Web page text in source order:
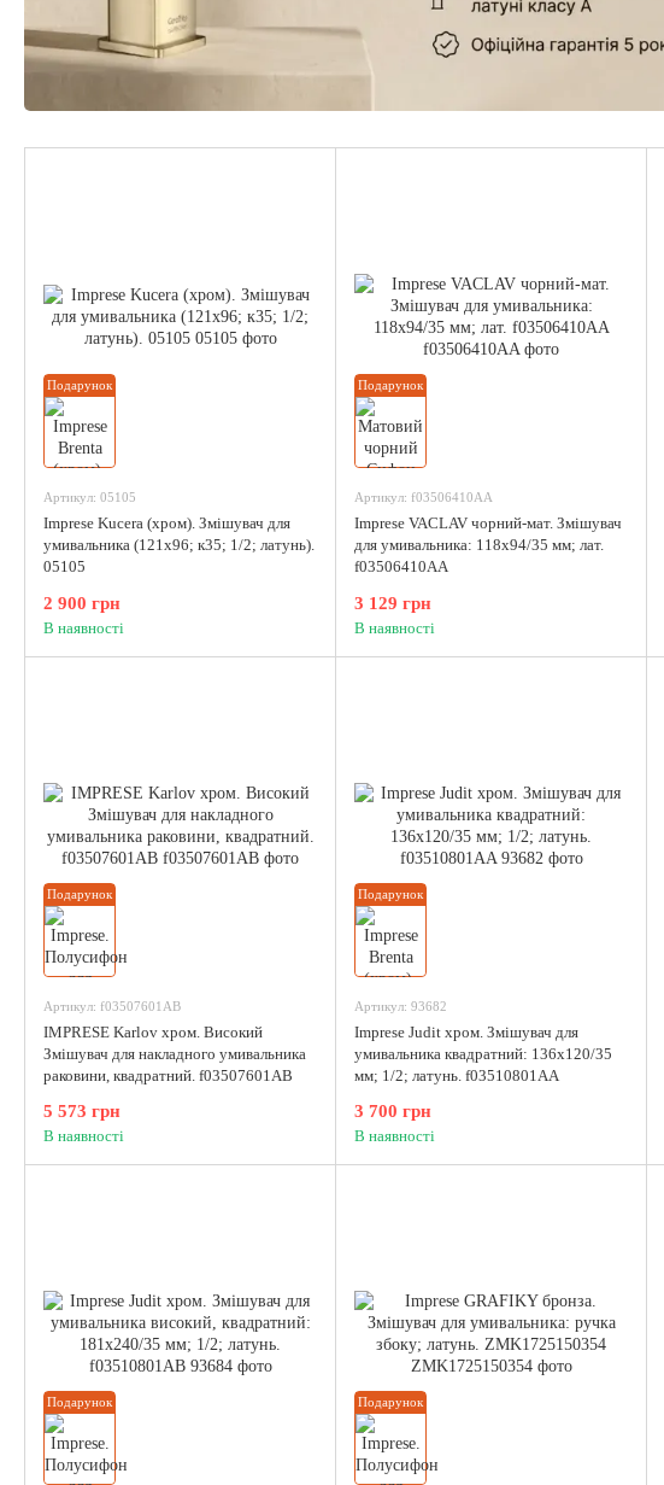
Подарунок
Артикул: 05105
Imprese Kucera (хром). Змішувач для
умивальника (121x96; к35; 1/2; латунь).
05105
2 900 грн
В наявності
Подарунок
Артикул: f03506410AA
Imprese VACLAV чорний-мат. Змішувач
для умивальника: 118x94/35 мм; лат.
f03506410AA
3 129 грн
В наявності
Подарунок
Артикул: f03507601AB
IMPRESE Karlov хром. Високий
Змішувач для накладного умивальника
раковини, квадратний. f03507601AB
5 573 грн
В наявності
Подарунок
Артикул: 93682
Imprese Judit хром. Змішувач для
умивальника квадратний: 136x120/35
мм; 1/2; латунь. f03510801AA
3 700 грн
В наявності
Подарунок Подарунок